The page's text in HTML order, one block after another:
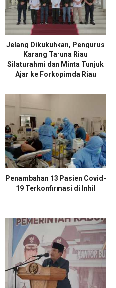
Jelang Dikukuhkan, Pengurus
Karang Taruna Riau
Silaturahmi dan Minta Tunjuk
Ajar ke Forkopimda Riau
Penambahan 13 Pasien Covid-
19 Terkonfirmasi di Inhil